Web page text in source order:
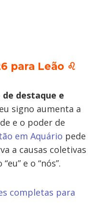
para Leão ♌
de destaque e
signo aumenta a
e o poder de
em Aquário pede
a causas coletivas
e o “nós”.
completas para